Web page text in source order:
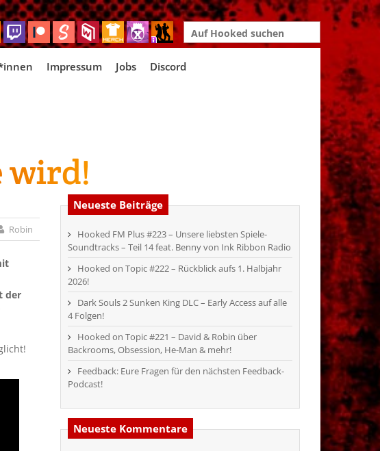
Search
for:
Impressum Jobs Discord
wird!
Robin
der
Neueste Beiträge
Hooked FM Plus #223 – Unsere liebsten Spiele-
Soundtracks – Teil 14 feat. Benny von Ink Ribbon Radio
Hooked on Topic #222 – Rückblick aufs 1. Halbjahr
2026!
Dark Souls 2 Sunken King DLC – Early Access auf alle
4 Folgen!
Hooked on Topic #221 – David & Robin über
Backrooms, Obsession, He-Man & mehr!
Feedback: Eure Fragen für den nächsten Feedback-
Podcast!
Neueste Kommentare